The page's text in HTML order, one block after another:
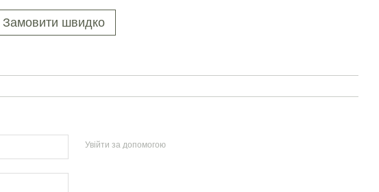
Замовити швидко
Увійти за допомогою